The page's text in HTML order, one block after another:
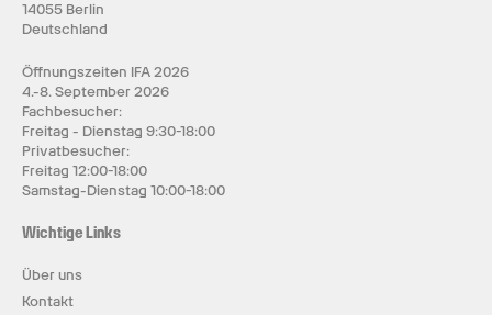
14055 Berlin
Deutschland
Öffnungszeiten IFA 2026
4.-8. September 2026
Fachbesucher:
Freitag - Dienstag 9:30-18:00
Privatbesucher:
Freitag 12:00-18:00
Samstag-Dienstag 10:00-18:00
Wichtige Links
Über uns
Kontakt